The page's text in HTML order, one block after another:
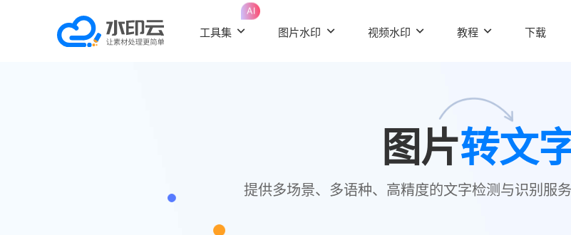
工具集
AI
图片水印 视频水印 教程 下载
图片转文
提供多场景、多语种、高精度的文字检测与识别服